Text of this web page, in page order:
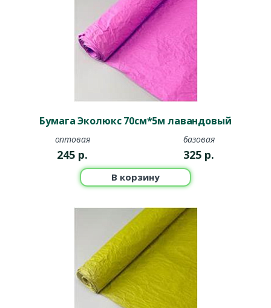
Бумага Эколюкс 70см*5м лавандовый
оптовая
245 р.
базовая
325 р.
В корзину